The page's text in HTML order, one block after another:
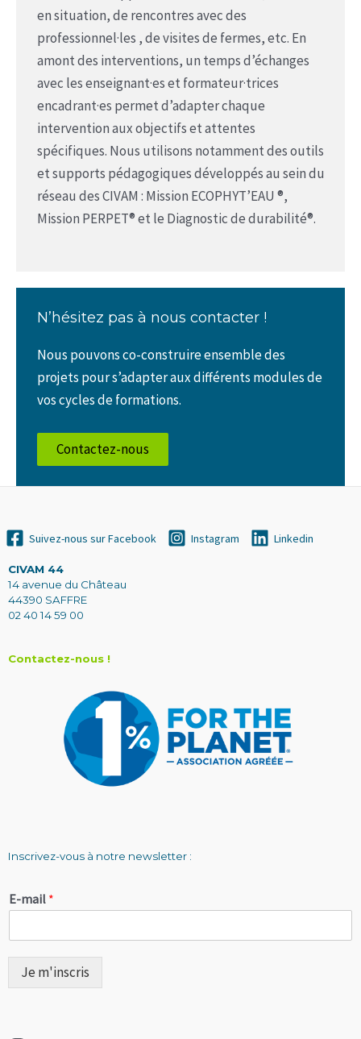
en situation, de rencontres avec des
professionnel·les , de visites de fermes, etc. En
amont des interventions, un temps d’échanges
avec les enseignant·es et formateur·trices
encadrant·es permet d’adapter chaque
intervention aux objectifs et attentes
spécifiques. Nous utilisons notamment des outils
et supports pédagogiques développés au sein du
réseau des CIVAM : Mission ECOPHYT’EAU ®,
Mission PERPET® et le Diagnostic de durabilité®.
N’hésitez pas à nous contacter !
Nous pouvons co-construire ensemble des
projets pour s’adapter aux différents modules de
vos cycles de formations.
Contactez-nous
Suivez-nous sur Facebook Instagram Linkedin
CIVAM 44
14 avenue du Château
44390 SAFFRE
02 40 14 59 00
Contactez-nous !
Inscrivez-vous à notre newsletter :
E-mail *
Je m'inscris